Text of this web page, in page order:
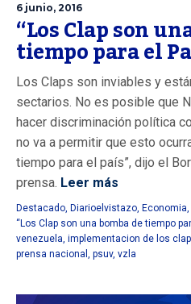
6 junio, 2016
“Los Clap son
tiempo para el
Los Claps son inviables y
sectarios. No es posible que
hacer discriminación política
no va a permitir que esto
tiempo para el país”, dijo el
prensa. Leer más
Destacado Diarioelvistazo Economia
“Los Clap son una bomba de tiempo
venezuela implementacion de los clap
prensa nacional
psuv, vzla